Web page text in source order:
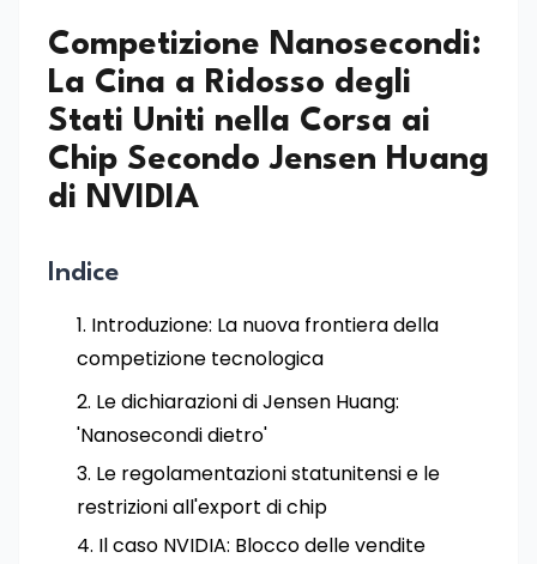
Competizione Nanosecondi:
La Cina a Ridosso degli
Stati Uniti nella Corsa ai
Chip Secondo Jensen Huang
di NVIDIA
Indice
Introduzione: La nuova frontiera della
competizione tecnologica
Le dichiarazioni di Jensen Huang:
'Nanosecondi dietro'
Le regolamentazioni statunitensi e le
restrizioni all'export di chip
Il caso NVIDIA: Blocco delle vendite